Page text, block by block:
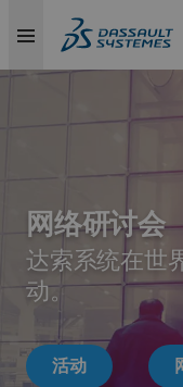
content
网络研讨会
达索系统在世
动。
活动